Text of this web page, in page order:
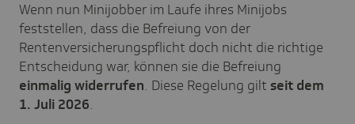
Wenn nun Minijobber im Laufe ihres Minijobs
feststellen, dass die Befreiung von der
Rentenversicherungspflicht doch nicht die richtige
Entscheidung war, können sie die Befreiung
einmalig widerrufen. Diese Regelung gilt seit dem
1. Juli 2026.